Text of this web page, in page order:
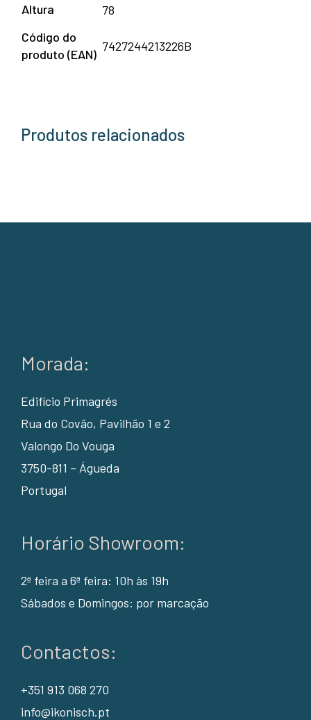
Altura
78
Código do
produto (EAN)
7427244213226B
Produtos relacionados
Morada:
Edifício Primagrés
Rua do Covão, Pavilhão 1 e 2
Valongo Do Vouga
3750-811 – Águeda
Portugal
Horário Showroom:
2ª feira a 6ª feira: 10h às 19h
Sábados e Domingos: por marcação
Contactos:
+351 913 068 270
info@ikonisch.pt